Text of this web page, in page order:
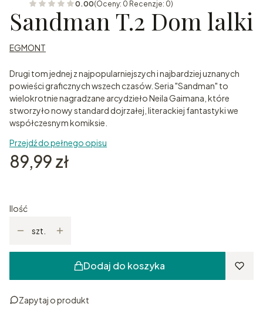
0.00(Oceny: 0 Recenzje: 0)
Sandman T.2 Dom lalki
EGMONT
Drugi tom jednej z najpopularniejszych i najbardziej uznanych
powieści graficznych wszech czasów. Seria "Sandman" to
wielokrotnie nagradzane arcydzieło Neila Gaimana, które
stworzyło nowy standard dojrzałej, literackiej fantastyki we
współczesnym komiksie.
Przejdź do pełnego opisu
Cena
89,99 zł
Ilość
szt.
Dodaj do koszyka
Zapytaj o produkt